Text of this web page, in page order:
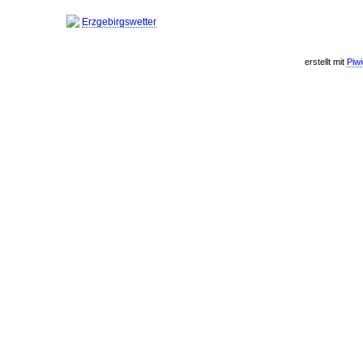
Erzgebirgswetter
erstellt mit